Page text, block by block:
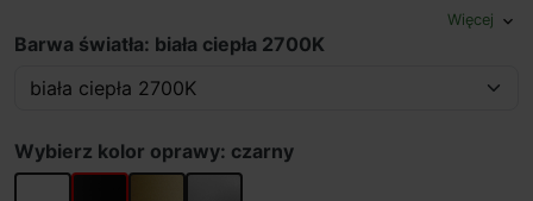
Więcej expand_more
Barwa światła: biała ciepła 2700K
Wybierz kolor oprawy: czarny
biały czarnyzłoty szary